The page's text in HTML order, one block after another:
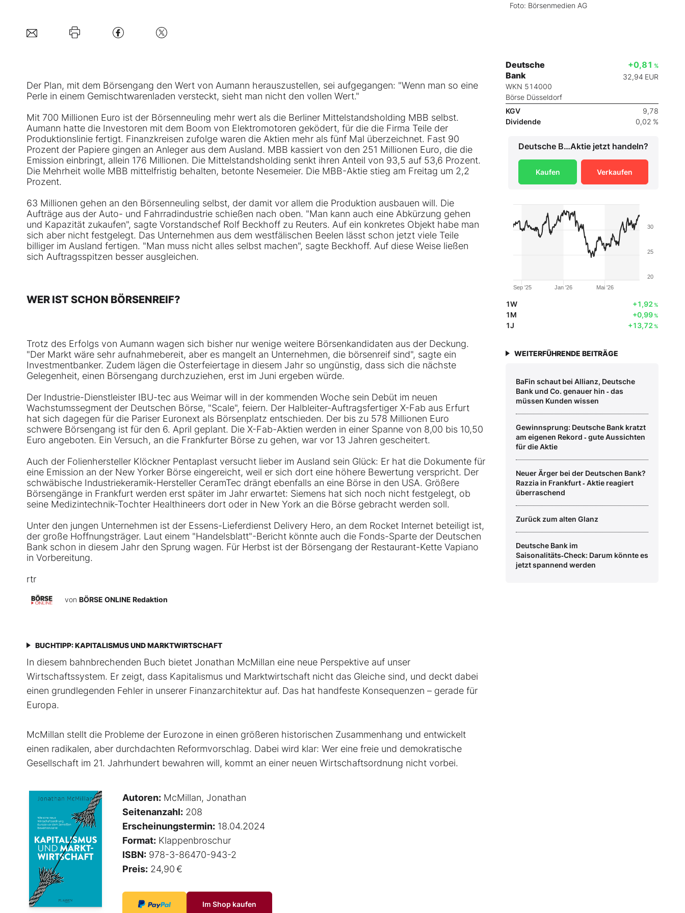
Foto: Börsenmedien AG
Der Plan, mit dem Börsengang den Wert von Aumann herauszustellen, sei aufgegangen: "Wenn man so eine
Perle in einem Gemischtwarenladen versteckt, sieht man nicht den vollen Wert."
Mit 700 Millionen Euro ist der Börsenneuling mehr wert als die Berliner Mittelstandsholding MBB selbst.
Aumann hatte die Investoren mit dem Boom von Elektromotoren geködert, für die die Firma Teile der
Produktionslinie fertigt. Finanzkreisen zufolge waren die Aktien mehr als fünf Mal überzeichnet. Fast 90
Prozent der Papiere gingen an Anleger aus dem Ausland. MBB kassiert von den 251 Millionen Euro, die die
Emission einbringt, allein 176 Millionen. Die Mittelstandsholding senkt ihren Anteil von 93,5 auf 53,6 Prozent.
Die Mehrheit wolle MBB mittelfristig behalten, betonte Nesemeier. Die MBB-Aktie stieg am Freitag um 2,2
Prozent.
63 Millionen gehen an den Börsenneuling selbst, der damit vor allem die Produktion ausbauen will. Die
Aufträge aus der Auto- und Fahrradindustrie schießen nach oben. "Man kann auch eine Abkürzung gehen
und Kapazität zukaufen", sagte Vorstandschef Rolf Beckhoff zu Reuters. Auf ein konkretes Objekt habe man
sich aber nicht festgelegt. Das Unternehmen aus dem westfälischen Beelen lässt schon jetzt viele Teile
billiger im Ausland fertigen. "Man muss nicht alles selbst machen", sagte Beckhoff. Auf diese Weise ließen
sich Auftragsspitzen besser ausgleichen.
WER IST SCHON BÖRSENREIF?
Trotz des Erfolgs von Aumann wagen sich bisher nur wenige weitere Börsenkandidaten aus der Deckung.
"Der Markt wäre sehr aufnahmebereit, aber es mangelt an Unternehmen, die börsenreif sind", sagte ein
Investmentbanker. Zudem lägen die Osterfeiertage in diesem Jahr so ungünstig, dass sich die nächste
Gelegenheit, einen Börsengang durchzuziehen, erst im Juni ergeben würde.
Der Industrie-Dienstleister IBU-tec aus Weimar will in der kommenden Woche sein Debüt im neuen
Wachstumssegment der Deutschen Börse, "Scale", feiern. Der Halbleiter-Auftragsfertiger X-Fab aus Erfurt
hat sich dagegen für die Pariser Euronext als Börsenplatz entschieden. Der bis zu 578 Millionen Euro
schwere Börsengang ist für den 6. April geplant. Die X-Fab-Aktien werden in einer Spanne von 8,00 bis 10,50
Euro angeboten. Ein Versuch, an die Frankfurter Börse zu gehen, war vor 13 Jahren gescheitert.
Auch der Folienhersteller Klöckner Pentaplast versucht lieber im Ausland sein Glück: Er hat die Dokumente für
eine Emission an der New Yorker Börse eingereicht, weil er sich dort eine höhere Bewertung verspricht. Der
schwäbische Industriekeramik-Hersteller CeramTec drängt ebenfalls an eine Börse in den USA. Größere
Börsengänge in Frankfurt werden erst später im Jahr erwartet: Siemens hat sich noch nicht festgelegt, ob
seine Medizintechnik-Tochter Healthineers dort oder in New York an die Börse gebracht werden soll.
Unter den jungen Unternehmen ist der Essens-Lieferdienst Delivery Hero, an dem Rocket Internet beteiligt ist,
der große Hoffnungsträger. Laut einem "Handelsblatt"-Bericht könnte auch die Fonds-Sparte der Deutschen
Bank schon in diesem Jahr den Sprung wagen. Für Herbst ist der Börsengang der Restaurant-Kette Vapiano
in Vorbereitung.
rtr
von BÖRSE ONLINE Redaktion
BUCHTIPP: KAPITALISMUS UND MARKTWIRTSCHAFT
In diesem bahnbrechenden Buch bietet Jonathan McMillan eine neue Perspektive auf unser
Wirtschaftssystem. Er zeigt, dass Kapitalismus und Marktwirtschaft nicht das Gleiche sind, und deckt dabei
einen grundlegenden Fehler in unserer Finanzarchitektur auf. Das hat handfeste Konsequenzen – gerade für
Europa.
McMillan stellt die Probleme der Eurozone in einen größeren historischen Zusammenhang und entwickelt
einen radikalen, aber durchdachten Reformvorschlag. Dabei wird klar: Wer eine freie und demokratische
Gesellschaft im 21. Jahrhundert bewahren will, kommt an einer neuen Wirtschaftsordnung nicht vorbei.
Autoren: McMillan, Jonathan
Seitenanzahl: 208
Erscheinungstermin: 18.04.2024
Format: Klappenbroschur
ISBN: 978-3-86470-943-2
Preis: 24,90 €
Im Shop kaufen
Deutsche
Bank
WKN 514000
Börse Düsseldorf
+0,81 %
32,94 EUR
KGV
9,78
Dividende
0,02 %
Deutsche BankAktie jetzt handeln?
Kaufen Verkaufen
Jan '26
Sep '25 Mai '26
20
25
30
1W +1,92%
1M +0,99%
1J +13,72%
WEITERFÜHRENDE BEITRÄGE
BaFin schaut bei Allianz, Deutsche
Bank und Co. genauer hin ‑ das
müssen Kunden wissen
Gewinnsprung: Deutsche Bank kratzt
am eigenen Rekord ‑ gute Aussichten
für die Aktie
Neuer Ärger bei der Deutschen Bank?
Razzia in Frankfurt ‑ Aktie reagiert
überraschend
Zurück zum alten Glanz
Deutsche Bank im
Saisonalitäts‑Check: Darum könnte es
jetzt spannend werden